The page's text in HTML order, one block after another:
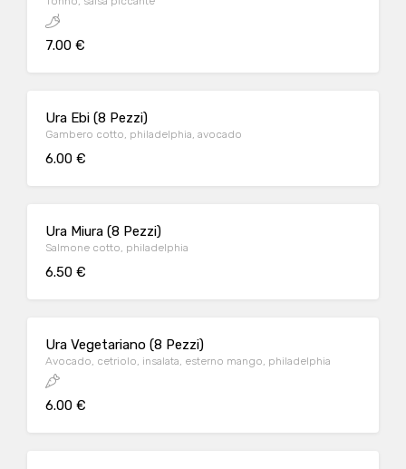
7.00 €
Ura Ebi (8 Pezzi)
Gambero cotto, philadelphia, avocado
6.00 €
Ura Miura (8 Pezzi)
Salmone cotto, philadelphia
6.50 €
Ura Vegetariano (8 Pezzi)
Avocado, cetriolo, insalata, esterno mango, philadelphia
6.00 €